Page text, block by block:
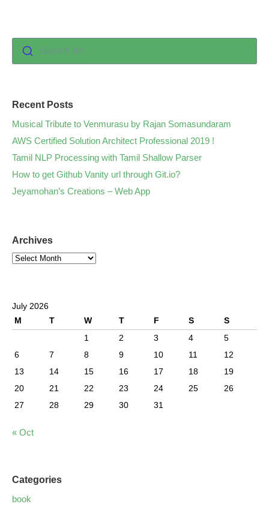
Search for :
Recent Posts
Musical Tribute to Venmurasu by Rajan Somasundaram
AWS Certified Solution Architect Professional 2019 !
Tamil NLP Processing with Tamil Shallow Parser
How to get Github Vanity url through Git.io?
Jeyamohan’s Creations – Web App
Archives
July 2026
M
T W T F S
S
1
2 3 4
5
6
7 8 9 10 11
12
13
14 15 16 17 18
19
20
21 22 23 24 25
26
27
28 29 30 31
« Oct
Categories
book